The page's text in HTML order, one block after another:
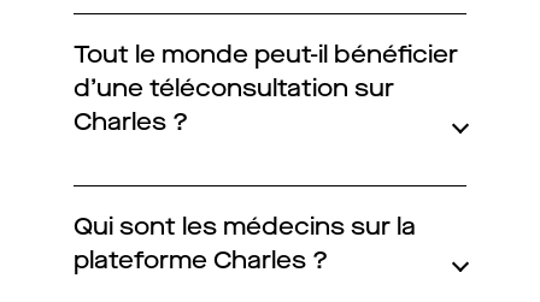
Tout le monde peut-il bénéficier
d’une téléconsultation sur
Charles ?
Qui sont les médecins sur la
plateforme Charles ?